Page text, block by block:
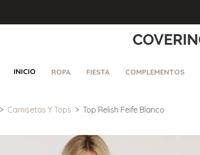
INICIO ROPA FIESTA COMPLEMENTOS
Camisetas Y Tops Top Relish Feife Blanco